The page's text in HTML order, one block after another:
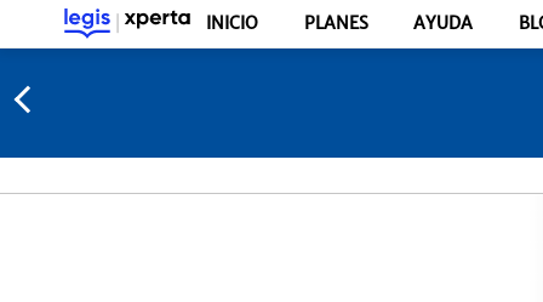
INICIO PLANES AYUDA